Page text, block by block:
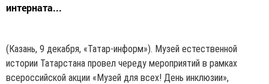
интерната...
(Казань, 9 декабря, «Татар-информ»). Музей естественной
истории Татарстана провел череду мероприятий в рамках
всероссийской акции «Музей для всех! День инклюзии»,